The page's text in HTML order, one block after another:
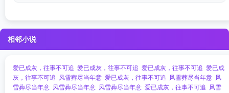
相邻小说
爱已成灰，往事不可追 爱已成灰，往事不可追 爱已成灰，往事不可追 爱已成
灰，往事不可追 风雪葬尽当年意 爱已成灰，往事不可追 风雪葬尽当年意 风
雪葬尽当年意 风雪葬尽当年意 风雪葬尽当年意 爱已成灰，往事不可追 风雪